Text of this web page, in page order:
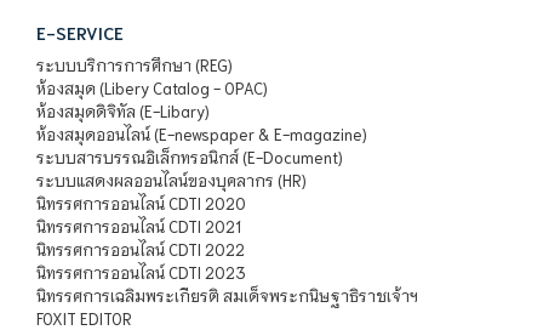
E-SERVICE
ระบบบริการการศึกษา (REG)
ห้องสมุด (Libery Catalog - OPAC)
ห้องสมุดดิจิทัล (E-Libary)
ห้องสมุดออนไลน์ (E-newspaper & E-magazine)
ระบบสารบรรณอิเล็กทรอนิกส์ (E-Document)
ระบบแสดงผลออนไลน์ของบุคลากร (HR)
นิทรรศการออนไลน์ CDTI 2020
นิทรรศการออนไลน์ CDTI 2021
นิทรรศการออนไลน์ CDTI 2022
นิทรรศการออนไลน์ CDTI 2023
นิทรรศการเฉลิมพระเกียรติ สมเด็จพระกนิษฐาธิราชเจ้าฯ
FOXIT EDITOR